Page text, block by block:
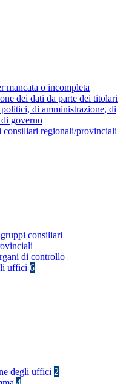
mancata o incompleta
dei dati da parte dei titolari
di amministrazione, di
governo
consiliari regionali/provinciali
consiliari
di controllo
uffici 6
degli uffici 2